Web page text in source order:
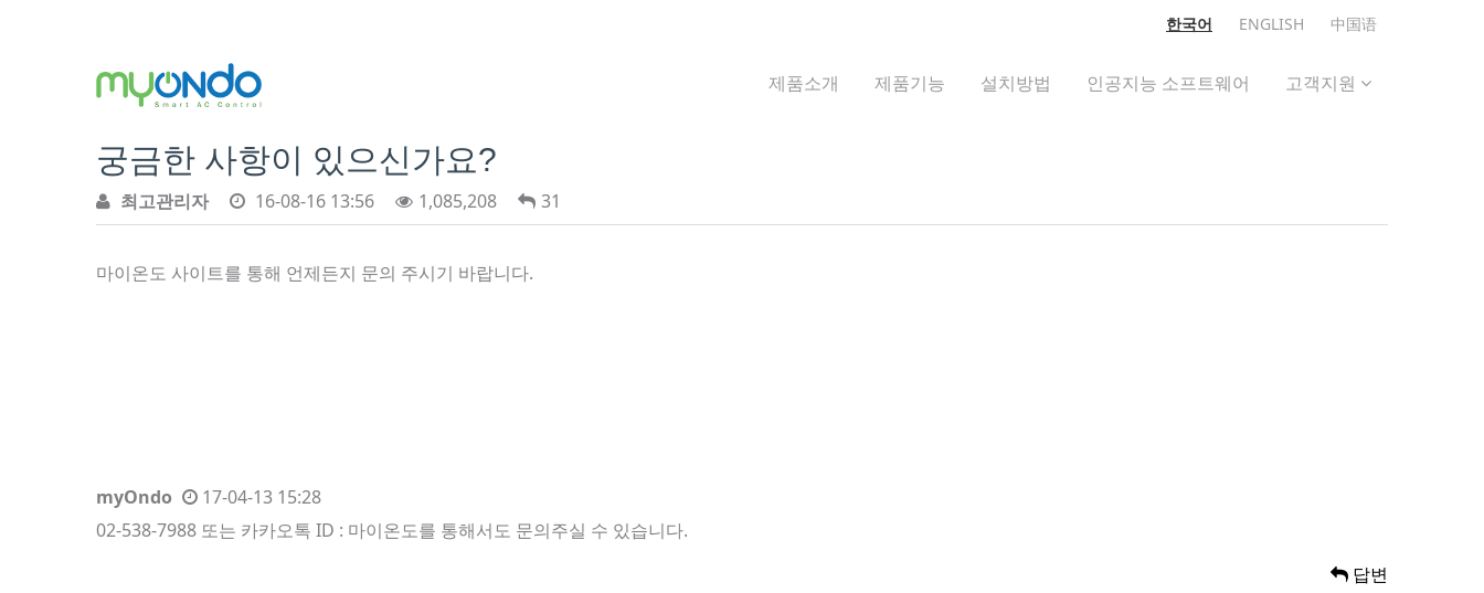
한국어 ENGLISH 中国语
제품소개 제품기능 설치방법 인공지능 소프트웨어 고객지원
궁금한 사항이 있으신가요?
최고관리자 16-08-16 13:56 1,085,208 31
마이온도 사이트를 통해 언제든지 문의 주시기 바랍니다.
myOndo
17-04-13 15:28
02-538-7988 또는 카카오톡 ID : 마이온도를 통해서도 문의주실 수 있습니다.
답변